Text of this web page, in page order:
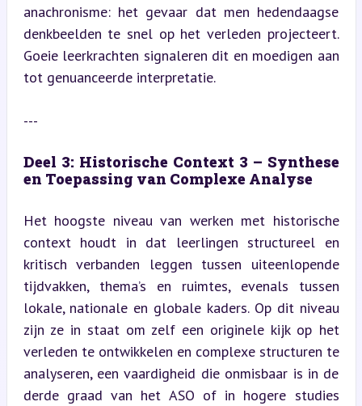
anachronisme: het gevaar dat men hedendaagse
denkbeelden te snel op het verleden projecteert.
Goeie leerkrachten signaleren dit en moedigen aan
tot genuanceerde interpretatie.
---
Deel 3: Historische Context 3 – Synthese
en Toepassing van Complexe Analyse
Het hoogste niveau van werken met historische
context houdt in dat leerlingen structureel en
kritisch verbanden leggen tussen uiteenlopende
tijdvakken, thema’s en ruimtes, evenals tussen
lokale, nationale en globale kaders. Op dit niveau
zijn ze in staat om zelf een originele kijk op het
verleden te ontwikkelen en complexe structuren te
analyseren, een vaardigheid die onmisbaar is in de
derde graad van het ASO of in hogere studies